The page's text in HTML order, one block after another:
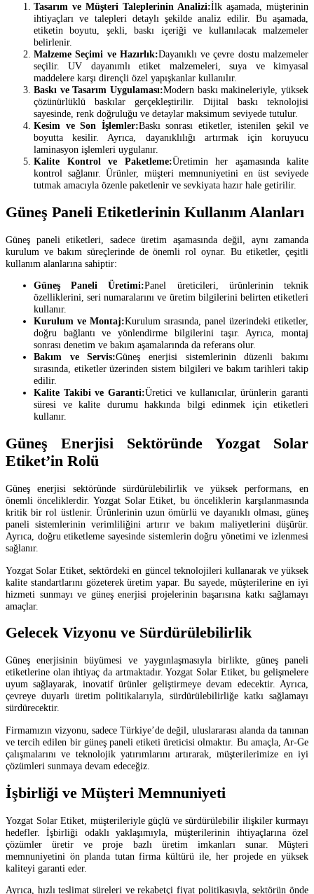
Tasarım ve Müşteri Taleplerinin Analizi:İlk aşamada, müşterinin
ihtiyaçları ve talepleri detaylı şekilde analiz edilir. Bu aşamada,
etiketin boyutu, şekli, baskı içeriği ve kullanılacak malzemeler
belirlenir.
Malzeme Seçimi ve Hazırlık:Dayanıklı ve çevre dostu malzemeler
seçilir. UV dayanımlı etiket malzemeleri, suya ve kimyasal
maddelere karşı dirençli özel yapışkanlar kullanılır.
Baskı ve Tasarım Uygulaması:Modern baskı makineleriyle, yüksek
çözünürlüklü baskılar gerçekleştirilir. Dijital baskı teknolojisi
sayesinde, renk doğruluğu ve detaylar maksimum seviyede tutulur.
Kesim ve Son İşlemler:Baskı sonrası etiketler, istenilen şekil ve
boyutta kesilir. Ayrıca, dayanıklılığı artırmak için koruyucu
laminasyon işlemleri uygulanır.
Kalite Kontrol ve Paketleme:Üretimin her aşamasında kalite
kontrol sağlanır. Ürünler, müşteri memnuniyetini en üst seviyede
tutmak amacıyla özenle paketlenir ve sevkiyata hazır hale getirilir.
Güneş Paneli Etiketlerinin Kullanım Alanları
Güneş paneli etiketleri, sadece üretim aşamasında değil, aynı zamanda
kurulum ve bakım süreçlerinde de önemli rol oynar. Bu etiketler, çeşitli
kullanım alanlarına sahiptir:
Güneş Paneli Üretimi:Panel üreticileri, ürünlerinin teknik
özelliklerini, seri numaralarını ve üretim bilgilerini belirten etiketleri
kullanır.
Kurulum ve Montaj:Kurulum sırasında, panel üzerindeki etiketler,
doğru bağlantı ve yönlendirme bilgilerini taşır. Ayrıca, montaj
sonrası denetim ve bakım aşamalarında da referans olur.
Bakım ve Servis:Güneş enerjisi sistemlerinin düzenli bakımı
sırasında, etiketler üzerinden sistem bilgileri ve bakım tarihleri takip
edilir.
Kalite Takibi ve Garanti:Üretici ve kullanıcılar, ürünlerin garanti
süresi ve kalite durumu hakkında bilgi edinmek için etiketleri
kullanır.
Güneş Enerjisi Sektöründe Yozgat Solar
Etiket’in Rolü
Güneş enerjisi sektöründe sürdürülebilirlik ve yüksek performans, en
önemli önceliklerdir. Yozgat Solar Etiket, bu önceliklerin karşılanmasında
kritik bir rol üstlenir. Ürünlerinin uzun ömürlü ve dayanıklı olması, güneş
paneli sistemlerinin verimliliğini artırır ve bakım maliyetlerini düşürür.
Ayrıca, doğru etiketleme sayesinde sistemlerin doğru yönetimi ve izlenmesi
sağlanır.
Yozgat Solar Etiket, sektördeki en güncel teknolojileri kullanarak ve yüksek
kalite standartlarını gözeterek üretim yapar. Bu sayede, müşterilerine en iyi
hizmeti sunmayı ve güneş enerjisi projelerinin başarısına katkı sağlamayı
amaçlar.
Gelecek Vizyonu ve Sürdürülebilirlik
Güneş enerjisinin büyümesi ve yaygınlaşmasıyla birlikte, güneş paneli
etiketlerine olan ihtiyaç da artmaktadır. Yozgat Solar Etiket, bu gelişmelere
uyum sağlayarak, inovatif ürünler geliştirmeye devam edecektir. Ayrıca,
çevreye duyarlı üretim politikalarıyla, sürdürülebilirliğe katkı sağlamayı
sürdürecektir.
Firmamızın vizyonu, sadece Türkiye’de değil, uluslararası alanda da tanınan
ve tercih edilen bir güneş paneli etiketi üreticisi olmaktır. Bu amaçla, Ar-Ge
çalışmalarını ve teknolojik yatırımlarını artırarak, müşterilerimize en iyi
çözümleri sunmaya devam edeceğiz.
İşbirliği ve Müşteri Memnuniyeti
Yozgat Solar Etiket, müşterileriyle güçlü ve sürdürülebilir ilişkiler kurmayı
hedefler. İşbirliği odaklı yaklaşımıyla, müşterilerinin ihtiyaçlarına özel
çözümler üretir ve proje bazlı üretim imkanları sunar. Müşteri
memnuniyetini ön planda tutan firma kültürü ile, her projede en yüksek
kaliteyi garanti eder.
Ayrıca, hızlı teslimat süreleri ve rekabetçi fiyat politikasıyla, sektörün önde